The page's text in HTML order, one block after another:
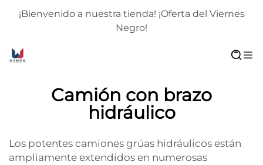
¡Bienvenido a nuestra tienda! ¡Oferta del Viernes
Negro!
Camión con brazo
hidráulico
Los potentes camiones grúas hidráulicos están
ampliamente extendidos en numerosas